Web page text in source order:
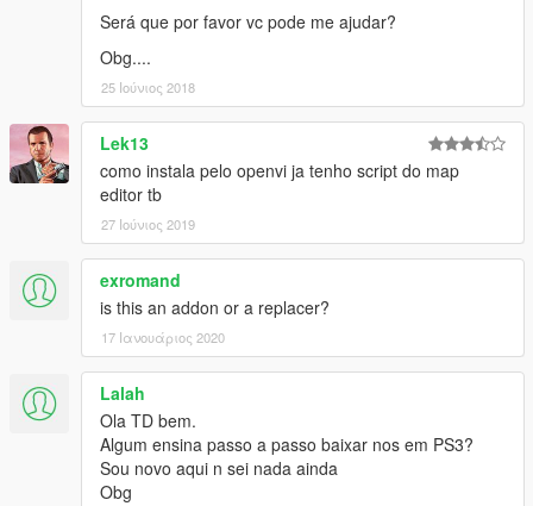
Será que por favor vc pode me ajudar?
Obg....
25 Ιούνιος 2018
Lek13
como instala pelo openvi ja tenho script do map
editor tb
27 Ιούνιος 2019
exromand
is this an addon or a replacer?
17 Ιανουάριος 2020
Lalah
Ola TD bem.
Algum ensina passo a passo baixar nos em PS3?
Sou novo aqui n sei nada ainda
Obg